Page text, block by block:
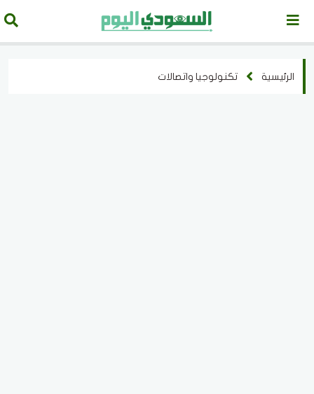
الرئيسية تكنولوجيا واتصالات